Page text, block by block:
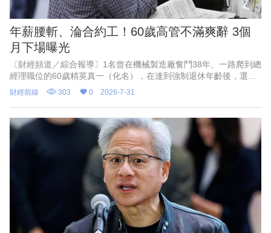
年薪腰斬、淪合約工！60歲高管不滿爽辭 3個
月下場曝光
〔財經頻道／綜合報導〕1名曾在機械製造廠奮鬥38年、一路爬到總
經理職位的60歲精英真一（化名），在達到強制退休年齡後，選擇
婉拒待遇腰斬，且需轉任部屬助手的續聘合約，滿懷期待地迎接自
由人生。
財經前線 303 0 2026-7-31